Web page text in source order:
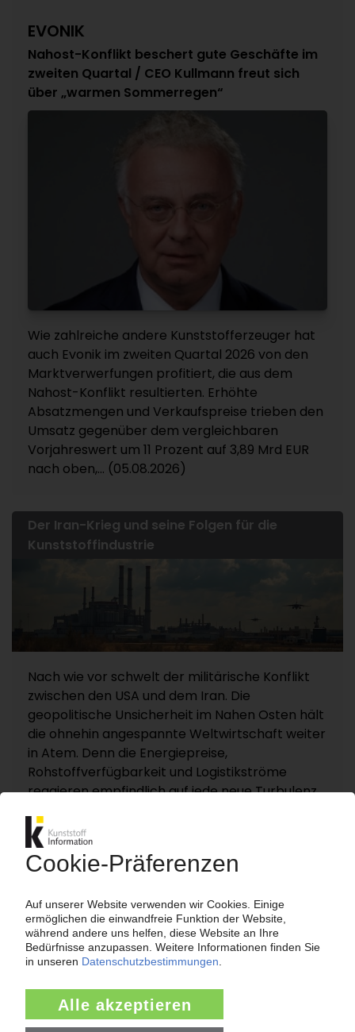
EVONIK
Nahost-Konflikt beschert gute Geschäfte im
zweiten Quartal / CEO Kullmann freut sich
über „warmen Sommerregen“
Wie zahlreiche andere Kunststofferzeuger hat
auch Evonik im zweiten Quartal 2026 von den
Marktverwerfungen profitiert, die aus dem
Nahost-Konflikt resultierten. Erhöhte
Absatzmengen und Verkaufspreise trieben den
Umsatz gegenüber dem vergleichbaren
Vorjahreswert um 11 Prozent auf 3,89 Mrd EUR
nach oben,... (05.08.2026)
Der Iran-Krieg und seine Folgen für die
Kunststoffindustrie
Nach wie vor schwelt der militärische Konflikt
zwischen den USA und dem Iran. Die
geopolitische Unsicherheit im Nahen Osten hält
die ohnehin angespannte Weltwirtschaft weiter
in Atem. Denn die Energiepreise,
Rohstoffverfügbarkeit und Logistikströme
reagieren empfindlich auf jede neue Turbulenz.
KI – Kunststoff Information dokumentiert und
analysiert die für die Polymermärkte
entscheidenden Entwicklungen rund um die
Themenseite „Nahost-Konflikt“.
Zur Themenseite...
Nachrichten
ALTAUTO-RECYCLING